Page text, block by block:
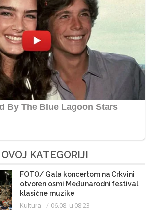
KATEGORIJI
FOTO/ Gala koncertom na Crkvini
otvoren osmi Međunarodni festival
klasične muzike
Kultura 06.08. u 08:23